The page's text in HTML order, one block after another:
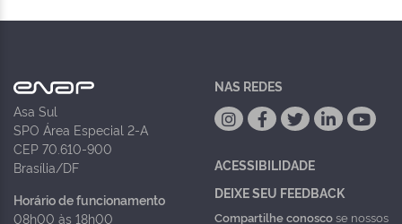
Asa Sul
SPO Área Especial 2-A
CEP 70.610-900
Brasília/DF
Horário de funcionamento
08h00 às 18h00
NAS REDES
ACESSIBILIDADE
DEIXE SEU FEEDBACK
Compartilhe conoscose nossos